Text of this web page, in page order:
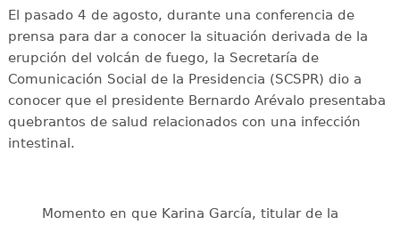
El pasado 4 de agosto, durante una conferencia de
prensa para dar a conocer la situación derivada de la
erupción del volcán de fuego, la Secretaría de
Comunicación Social de la Presidencia (SCSPR) dio a
conocer que el presidente Bernardo Arévalo presentaba
quebrantos de salud relacionados con una infección
intestinal.
Momento en que Karina García, titular de la